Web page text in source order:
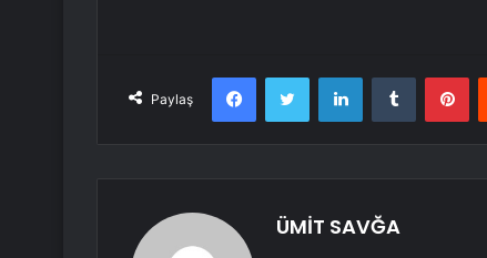
Paylaş
FacebookTwitter LinkedInTumblr
ÜMİT SAVĞA